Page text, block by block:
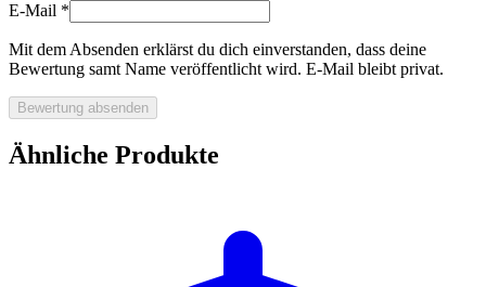
E-Mail *
Mit dem Absenden erklärst du dich einverstanden, dass deine
Bewertung samt Name veröffentlicht wird. E-Mail bleibt privat.
Bewertung absenden
Ähnliche Produkte